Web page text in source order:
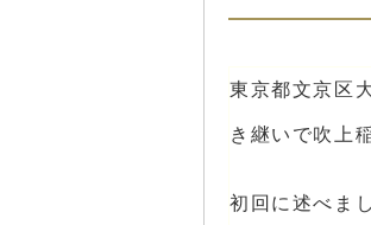
東京都文京区
き継いで吹上
初回に述べま